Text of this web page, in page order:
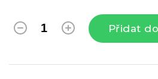
Přidat